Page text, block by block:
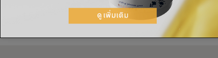
from a distance of 20cm and let it air dry.